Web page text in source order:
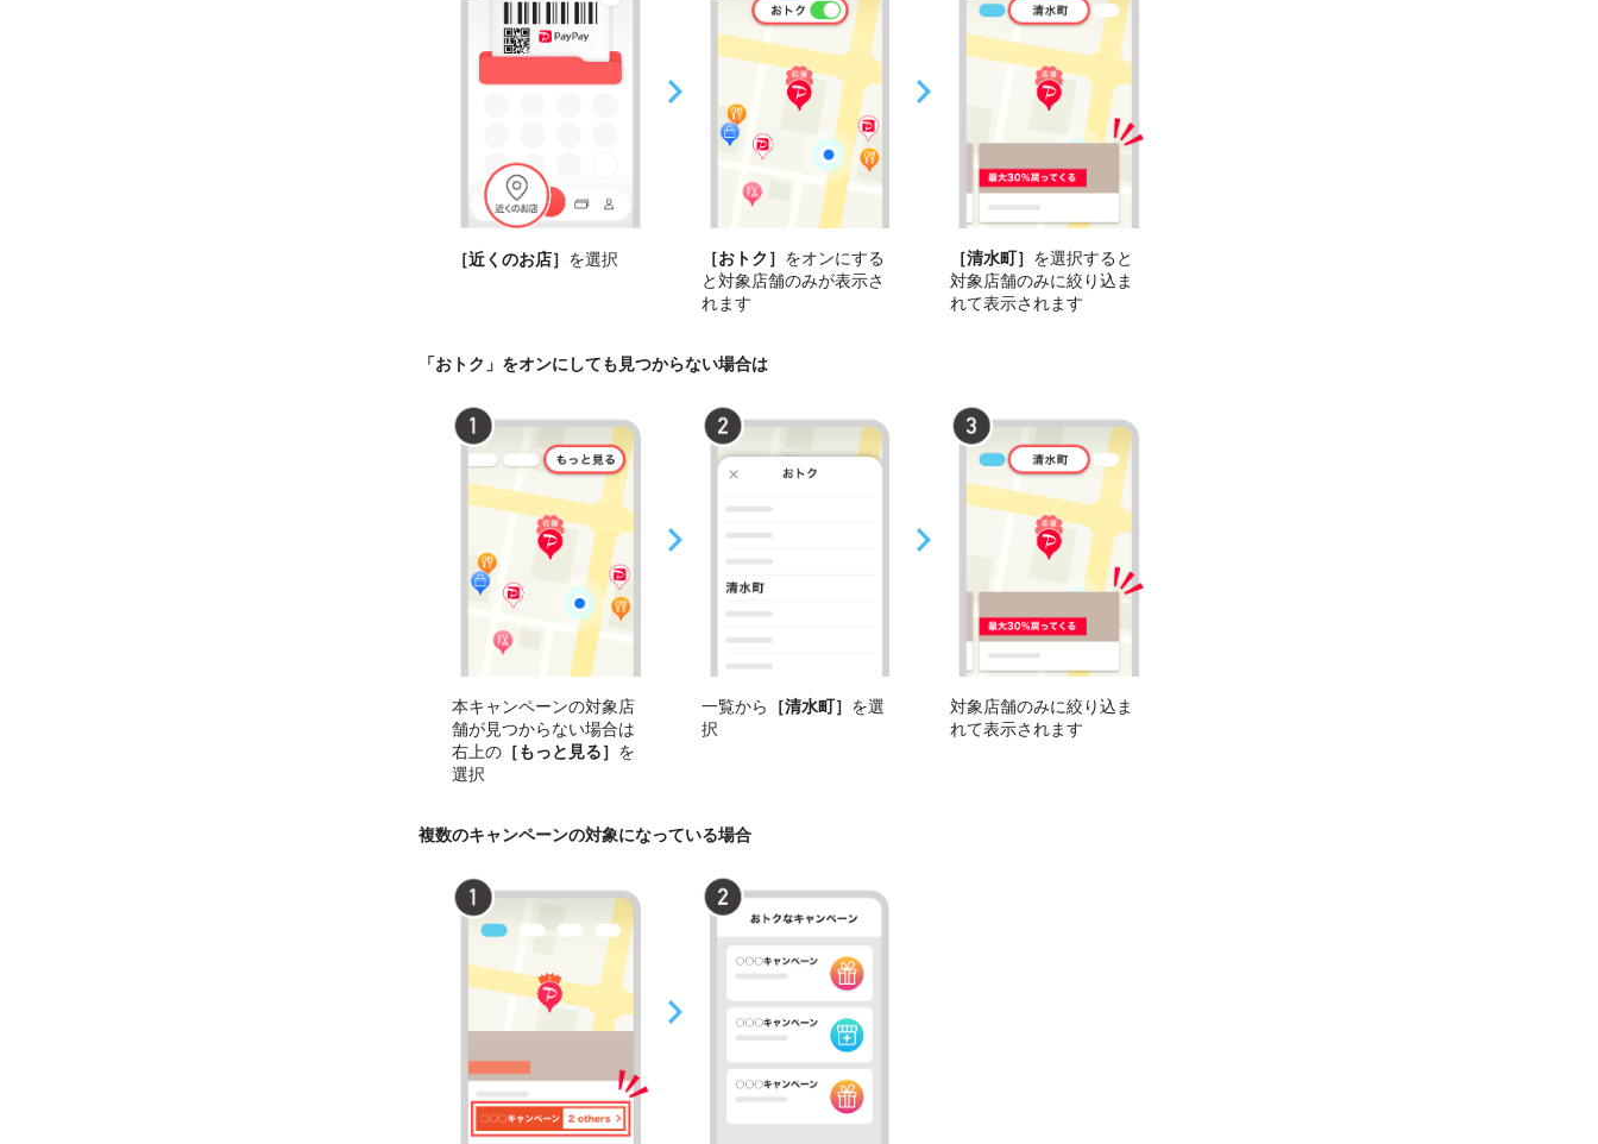
［近くのお店］ を選択 ［おトク］ をオンにする
と対象店舗のみが表示さ
れます
［清水町］ を選択すると
対象店舗のみに絞り込ま
れて表示されます
「おトク」をオンにしても見つからない場合は
本キャンペーンの対象店
舗が見つからない場合は
右上の ［もっと見る］ を
選択
一覧から ［清水町］ を選
択
対象店舗のみに絞り込ま
れて表示されます
複数のキャンペーンの対象になっている場合